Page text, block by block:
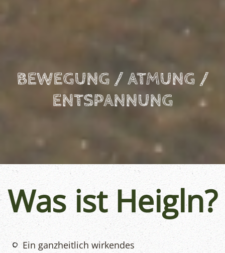
BEWEGUNG / ATMUNG /
ENTSPANNUNG
Was ist Heigln?
Ein ganzheitlich wirkendes